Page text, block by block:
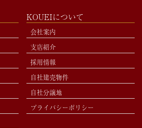
KOUEIについて
会社案内
支店紹介
採用情報
自社建売物件
自社分譲地
プライバシーポリシー